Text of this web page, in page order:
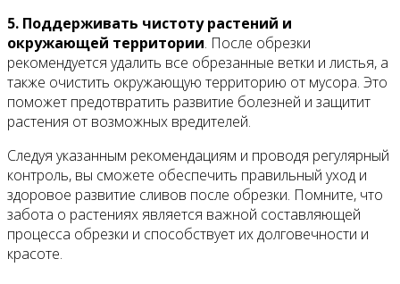
5. Поддерживать чистоту растений и
окружающей территории. После обрезки
рекомендуется удалить все обрезанные ветки и листья, а
также очистить окружающую территорию от мусора. Это
поможет предотвратить развитие болезней и защитит
растения от возможных вредителей.
Следуя указанным рекомендациям и проводя регулярный
контроль, вы сможете обеспечить правильный уход и
здоровое развитие сливов после обрезки. Помните, что
забота о растениях является важной составляющей
процесса обрезки и способствует их долговечности и
красоте.